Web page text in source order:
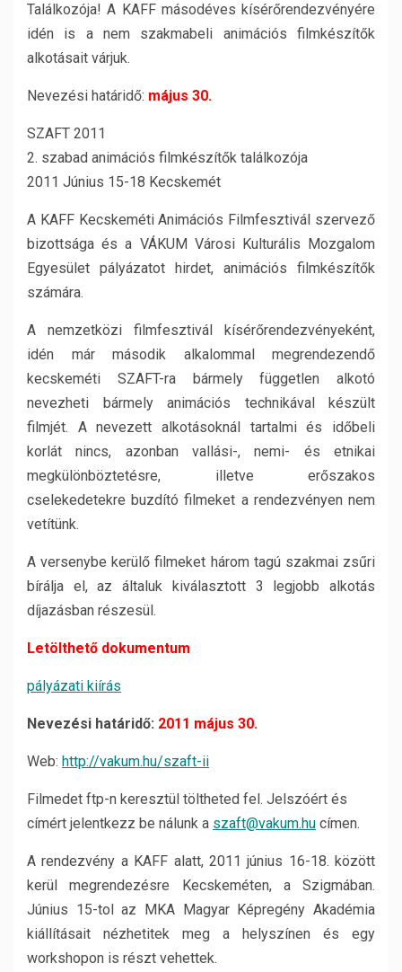
Találkozója! A KAFF másodéves kísérőrendezvényére
idén is a nem szakmabeli animációs filmkészítők
alkotásait várjuk.
Nevezési határidő: május 30.
SZAFT 2011
2. szabad animációs filmkészítők találkozója
2011 Június 15-18 Kecskemét
A KAFF Kecskeméti Animációs Filmfesztivál szervező
bizottsága és a VÁKUM Városi Kulturális Mozgalom
Egyesület pályázatot hirdet, animációs filmkészítők
számára.
A nemzetközi filmfesztivál kísérőrendezvényeként,
idén már második alkalommal megrendezendő
kecskeméti SZAFT-ra bármely független alkotó
nevezheti bármely animációs technikával készült
filmjét. A nevezett alkotásoknál tartalmi és időbeli
korlát nincs, azonban vallási-, nemi- és etnikai
megkülönböztetésre, illetve erőszakos
cselekedetekre buzdító filmeket a rendezvényen nem
vetítünk.
A versenybe kerülő filmeket három tagú szakmai zsűri
bírálja el, az általuk kiválasztott 3 legjobb alkotás
díjazásban részesül.
Letölthető dokumentum
pályázati kiírás
Nevezési határidő: 2011 május 30.
Web: http://vakum.hu/szaft-ii
Filmedet ftp-n keresztül töltheted fel. Jelszóért és
címért jelentkezz be nálunk a szaft@vakum.hu címen.
A rendezvény a KAFF alatt, 2011 június 16-18. között
kerül megrendezésre Kecskeméten, a Szigmában.
Június 15-tol az MKA Magyar Képregény Akadémia
kiállításait nézhetitek meg a helyszínen és egy
workshopon is részt vehettek.